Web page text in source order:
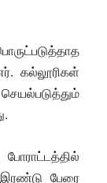
கல்லூரிகள்
பேரை